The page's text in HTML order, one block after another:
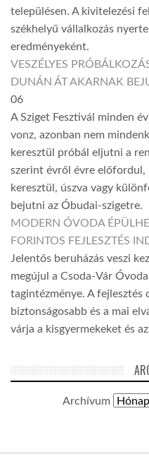
településen. A kivitelezési
székhelyű vállalkozás
eredményeként.
VESZÉLYES
DUNÁN ÁT AKARNAK
06
A Sziget Fesztivál minden
vonz, azonban nem
keresztül próbál eljutni a
szerint évről évre előfordul,
keresztül, úszva vagy
bejutni az Óbudai-szigetre.
MODERN ÓVODA
FORINTOS FEJLESZTÉS
Jelentős beruházás veszi
megújul a Csoda-Vár
tagintézménye. A fejlesztés
biztonságosabb és a mai
várja a kisgyermekeket és
Archívum